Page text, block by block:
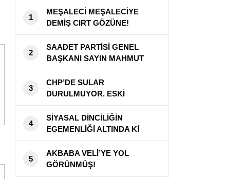
1
MEŞALECİ MEŞALECİYE
DEMİŞ CIRT GÖZÜNE!
2
SAADET PARTİSİ GENEL
BAŞKANI SAYIN MAHMUT
ARIKAN ” BU ÜLKE SAHİPSİZ
DEĞİL ”
3
CHP’DE SULAR
DURULMUYOR. ESKİ
DELEGELERDEN CHP
KURULTAY’INA BİR KEZ DAHA
İPTAL DAVASI!
4
SİYASAL DİNCİLİĞİN
EGEMENLİĞİ ALTINDA Kİ
ÜLKENİN SAĞLIK MÜDÜRÜNE
VARINCAYA KADAR HIRSIZ!
5
AKBABA VELİ’YE YOL
GÖRÜNMÜŞ!